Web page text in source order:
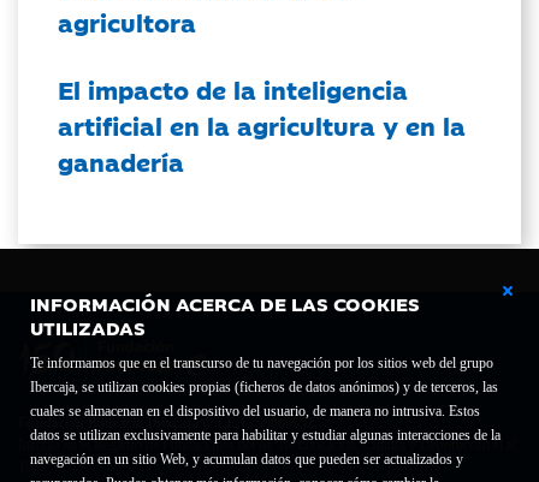
INFORMACIÓN ACERCA DE LAS COOKIES
UTILIZADAS
Te informamos que en el transcurso de tu navegación por los sitios web del grupo
Ibercaja, se utilizan cookies propias (ficheros de datos anónimos) y de terceros, las
cuales se almacenan en el dispositivo del usuario, de manera no intrusiva. Estos
datos se utilizan exclusivamente para habilitar y estudiar algunas interacciones de la
navegación en un sitio Web, y acumulan datos que pueden ser actualizados y
agricultora
El impacto de la inteligencia
artificial en la agricultura y en la
ganadería
Fundación Bancaria Ibercaja C.I.F. G-50000652.
Inscrita en el Registro de Fundaciones del Mº de Educación, Cultura y Deporte con el nº
1689.